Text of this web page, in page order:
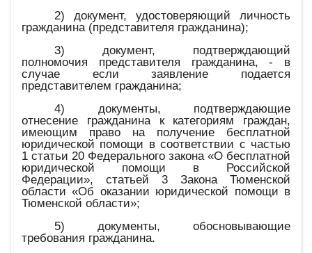
2) документ, удостоверяющий личность
гражданина (представителя гражданина);
3) документ, подтверждающий
полномочия представителя гражданина, - в
случае если заявление подается
представителем гражданина;
4) документы, подтверждающие
отнесение гражданина к категориям граждан,
имеющим право на получение бесплатной
юридической помощи в соответствии с частью
1 статьи 20 Федерального закона «О бесплатной
юридической помощи в Российской
Федерации», статьей 3 Закона Тюменской
области «Об оказании юридической помощи в
Тюменской области»;
5) документы, обосновывающие
требования гражданина.